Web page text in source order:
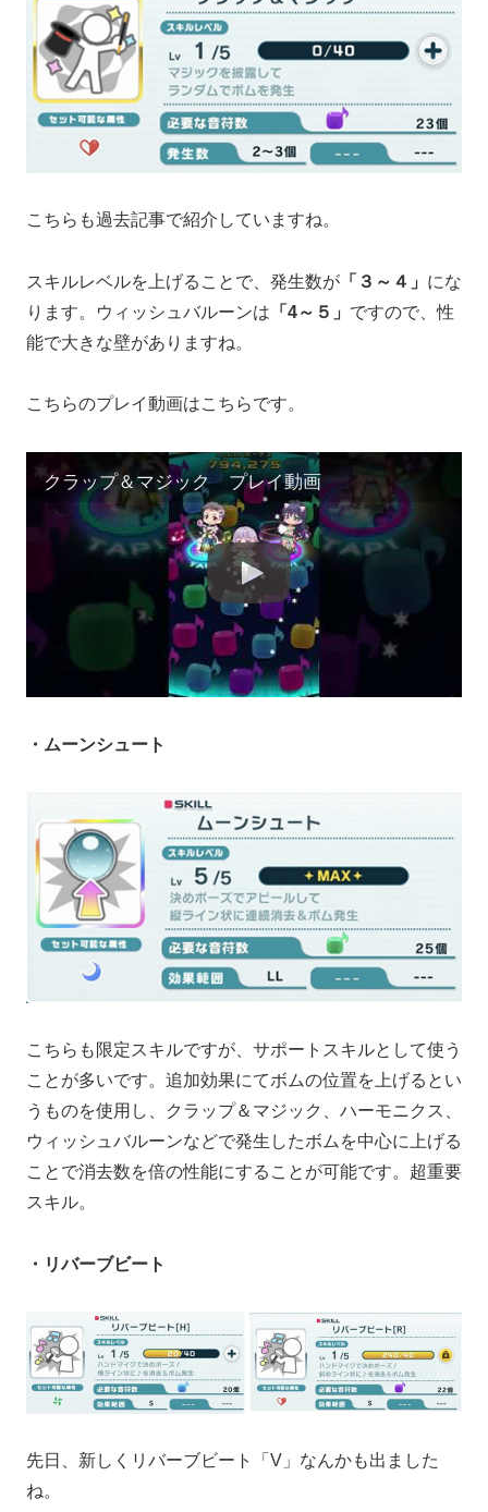
こちらも過去記事で紹介していますね。
スキルレベルを上げることで、発生数が 「３～４」 にな
ります。ウィッシュバルーンは 「4～５」 ですので、性
能で大きな壁がありますね。
こちらのプレイ動画はこちらです。
クラップ＆マジック プレイ動画
・ムーンシュート
こちらも限定スキルですが、サポートスキルとして使う
ことが多いです。追加効果にてボムの位置を上げるとい
うものを使用し、クラップ＆マジック、ハーモニクス、
ウィッシュバルーンなどで発生したボムを中心に上げる
ことで消去数を倍の性能にすることが可能です。超重要
スキル。
・リバーブビート
先日、新しくリバーブビート「V」なんかも出ました
ね。